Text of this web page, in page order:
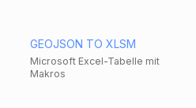
GEOJSON TO XLSM
Microsoft Excel-Tabelle mit
Makros